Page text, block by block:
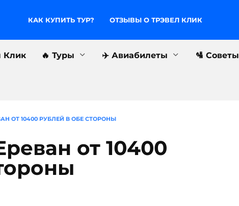
КАК КУПИТЬ ТУР? ОТЗЫВЫ О ТРЭВЕЛ КЛИК
Клик 🔥 Туры ✈️ Авиабилеты 🛂 Советы
ОТ 10400 РУБЛЕЙ В ОБЕ СТОРОНЫ
от 10400